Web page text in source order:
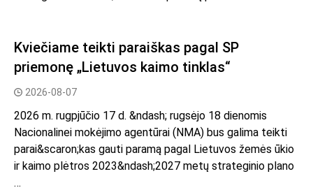
Kviečiame teikti paraiškas pagal SP
priemonę „Lietuvos kaimo tinklas“
2026-08-07
2026 m. rugpjūčio 17 d. &ndash; rugsėjo 18 dienomis
Nacionalinei mokėjimo agentūrai (NMA) bus galima teikti
parai&scaron;kas gauti paramą pagal Lietuvos žemės ūkio
ir kaimo plėtros 2023&ndash;2027 metų strateginio plano
…